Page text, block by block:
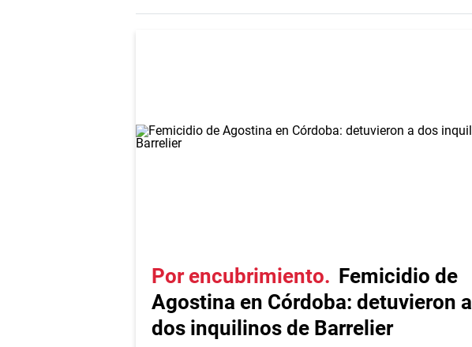
Por encubrimiento
Femicidio de
Agostina en Córdoba: detuvieron a
dos inquilinos de Barrelier